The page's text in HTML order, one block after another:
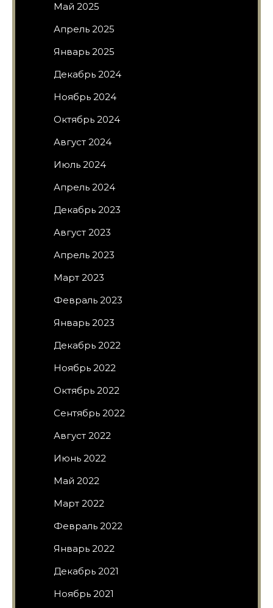
Май 2025
Апрель 2025
Январь 2025
Декабрь 2024
Ноябрь 2024
Октябрь 2024
Август 2024
Июль 2024
Апрель 2024
Декабрь 2023
Август 2023
Апрель 2023
Март 2023
Февраль 2023
Январь 2023
Декабрь 2022
Ноябрь 2022
Октябрь 2022
Сентябрь 2022
Август 2022
Июнь 2022
Май 2022
Март 2022
Февраль 2022
Январь 2022
Декабрь 2021
Ноябрь 2021